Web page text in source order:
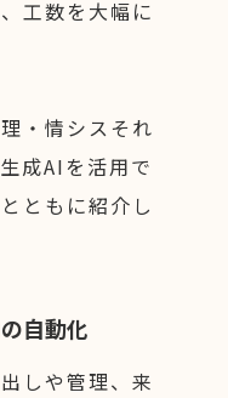
工数を大幅に
・情シスそれ
成AIを活用で
ともに紹介し
自動化
しや管理、来